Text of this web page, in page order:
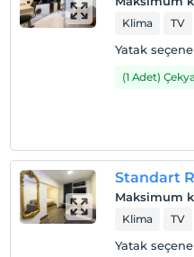
En erken saat 14:00 ve
Odalarda sigara içilmez
Çocuklar
2 yaşına kadar olan
Her bir oda için 1. çocuk 6
Her bir oda için 2. çocuk
Klima TV
Yatak
(1 Adet)
Standart
Maksimum
Klima TV
Yatak